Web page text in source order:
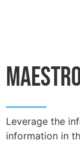
Leverage the
information in